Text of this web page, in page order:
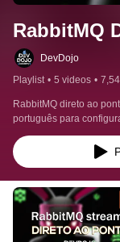
RabbitMQ
DevDojo
Playlist • 5 videos •
RabbitMQ direto ao
português para
Sem frescura,